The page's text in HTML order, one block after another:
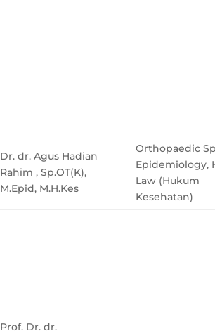
Dr. dr. Agus Hadian
Rahim , Sp.OT(K),
M.Epid, M.H.Kes
Orthopaedic
Epidemiology,
Law (Hukum
Kesehatan)
Prof. Dr. dr.